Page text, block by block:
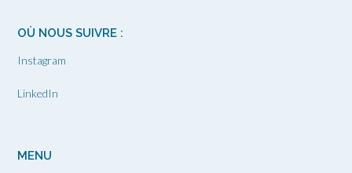
OÙ NOUS SUIVRE :
Instagram
LinkedIn
MENU